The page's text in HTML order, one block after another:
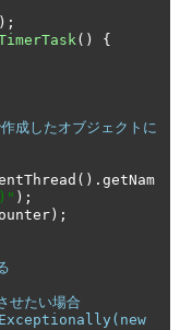
()
{
したオブジェクトに
(). getNam
);
);
たい場合